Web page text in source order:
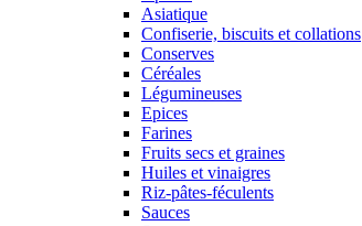
Asiatique
Confiserie, biscuits et collations
Conserves
Céréales
Légumineuses
Epices
Farines
Fruits secs et graines
Huiles et vinaigres
Riz-pâtes-féculents
Sauces